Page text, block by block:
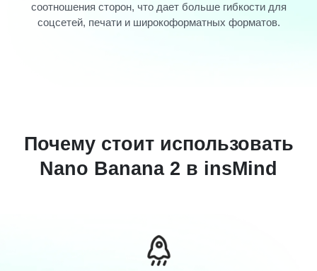
соотношения сторон, что дает больше гибкости для
соцсетей, печати и широкоформатных форматов.
Почему стоит использовать
Nano Banana 2 в insMind